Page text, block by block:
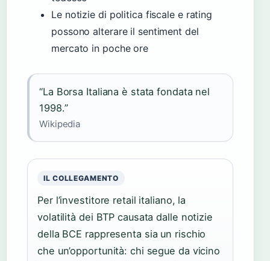
Le notizie di politica fiscale e rating
possono alterare il sentiment del
mercato in poche ore
“La Borsa Italiana è stata fondata nel
1998.”
Wikipedia
IL COLLEGAMENTO
Per l’investitore retail italiano, la
volatilità dei BTP causata dalle notizie
della BCE rappresenta sia un rischio
che un’opportunità: chi segue da vicino